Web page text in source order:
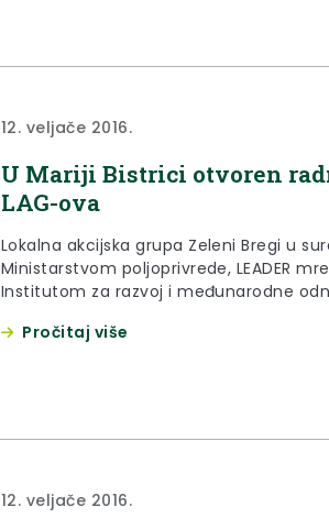
12. veljače 2016.
U Mariji Bistrici otvoren
LAG-ova
Lokalna akcijska grupa Zeleni Bregi u
Ministarstvom poljoprivrede, LEADER
Institutom za razvoj i međunarodne
petak, 12. veljače 2016. godine, otvoren u
Pročitaj više
12. veljače 2016.